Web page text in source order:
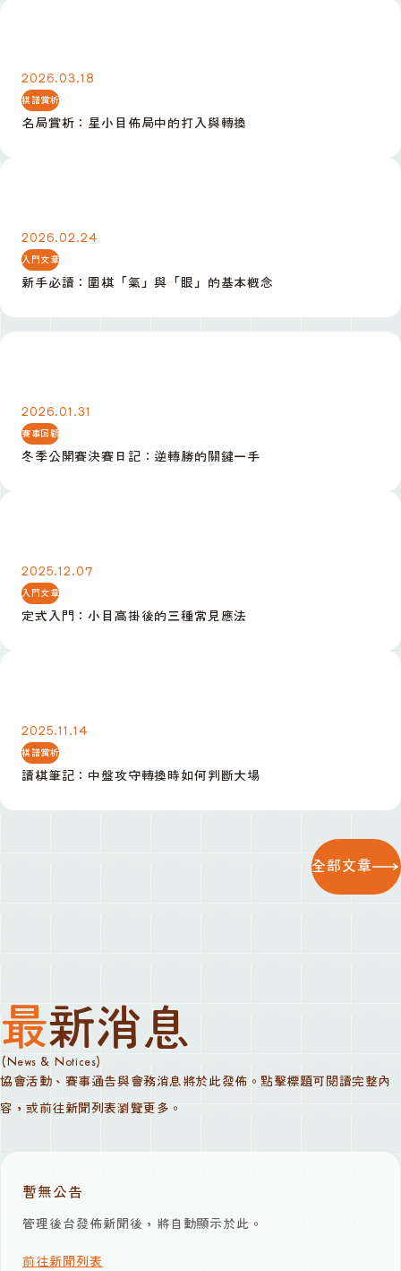
2026.03.18
棋譜賞析
名局賞析：星小目佈局中的打入與轉換
2026.02.24
入門文章
新手必讀：圍棋「氣」與「眼」的基本概念
2026.01.31
賽事回顧
冬季公開賽決賽日記：逆轉勝的關鍵一手
2025.12.07
入門文章
定式入門：小目高掛後的三種常見應法
2025.11.14
棋譜賞析
讀棋筆記：中盤攻守轉換時如何判斷大場
全部文章
最新消息
(News & Notices)
協會活動、賽事通告與會務消息將於此發佈。點擊標題可閱讀完整內
容，或前往新聞列表瀏覽更多。
暫無公告
管理後台發佈新聞後，將自動顯示於此。
前往新聞列表